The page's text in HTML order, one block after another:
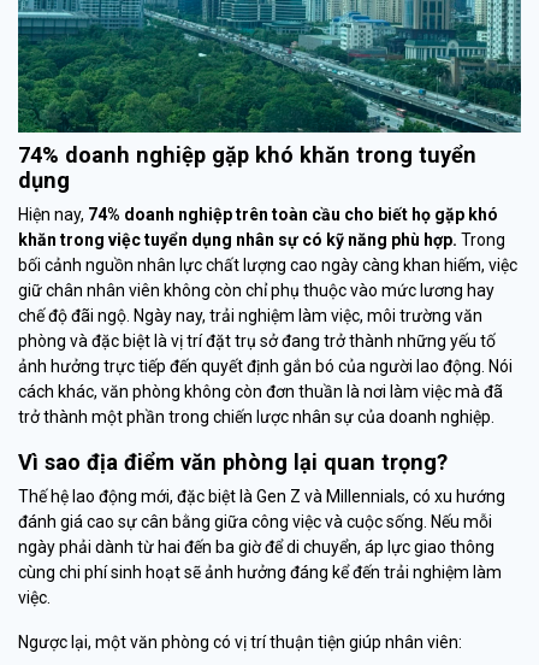
74% doanh nghiệp gặp khó khăn trong tuyển
dụng
Hiện nay, 74% doanh nghiệp trên toàn cầu cho biết họ gặp khó
khăn trong việc tuyển dụng nhân sự có kỹ năng phù hợp. Trong
bối cảnh nguồn nhân lực chất lượng cao ngày càng khan hiếm, việc
giữ chân nhân viên không còn chỉ phụ thuộc vào mức lương hay
chế độ đãi ngộ. Ngày nay, trải nghiệm làm việc, môi trường văn
phòng và đặc biệt là vị trí đặt trụ sở đang trở thành những yếu tố
ảnh hưởng trực tiếp đến quyết định gắn bó của người lao động. Nói
cách khác, văn phòng không còn đơn thuần là nơi làm việc mà đã
trở thành một phần trong chiến lược nhân sự của doanh nghiệp.
Vì sao địa điểm văn phòng lại quan trọng?
Thế hệ lao động mới, đặc biệt là Gen Z và Millennials, có xu hướng
đánh giá cao sự cân bằng giữa công việc và cuộc sống. Nếu mỗi
ngày phải dành từ hai đến ba giờ để di chuyển, áp lực giao thông
cùng chi phí sinh hoạt sẽ ảnh hưởng đáng kể đến trải nghiệm làm
việc.
Ngược lại, một văn phòng có vị trí thuận tiện giúp nhân viên: